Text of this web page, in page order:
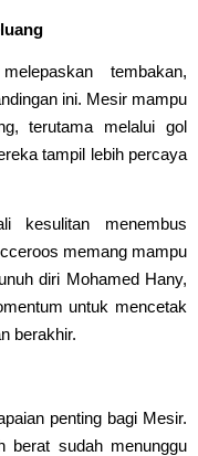
tembakan,
ini. Mesir mampu
terutama melalui gol
tampil lebih percaya
kesulitan menembus
memang mampu
diri Mohamed Hany,
untuk mencetak
berakhir.
penting bagi Mesir.
berat sudah menunggu